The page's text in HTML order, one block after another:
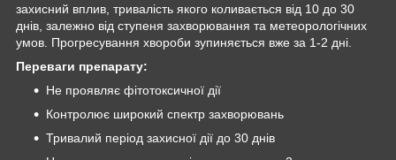
захисний вплив, тривалість якого коливається від 10 до 30
днів, залежно від ступеня захворювання та метеорологічних
умов. Прогресування хвороби зупиняється вже за 1-2 дні.
Переваги препарату:
Не проявляє фітотоксичної дії
Контролює широкий спектр захворювань
Тривалий період захисної дії до 30 днів